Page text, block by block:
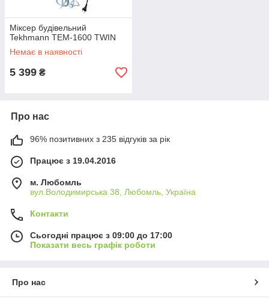
Міксер будівельний
Tekhmann TEM-1600 TWIN
Немає в наявності
5 399 ₴
Про нас
96% позитивних з 235 відгуків за рік
Працює з 19.04.2016
м. Любомль
вул.Володимирська 38, Любомль, Україна
Контакти
Сьогодні працює з 09:00 до 17:00
Показати весь графік роботи
Про нас